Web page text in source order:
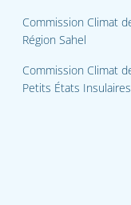
Commission Climat
Région Sahel
Commission Climat
Petits États Insulaires